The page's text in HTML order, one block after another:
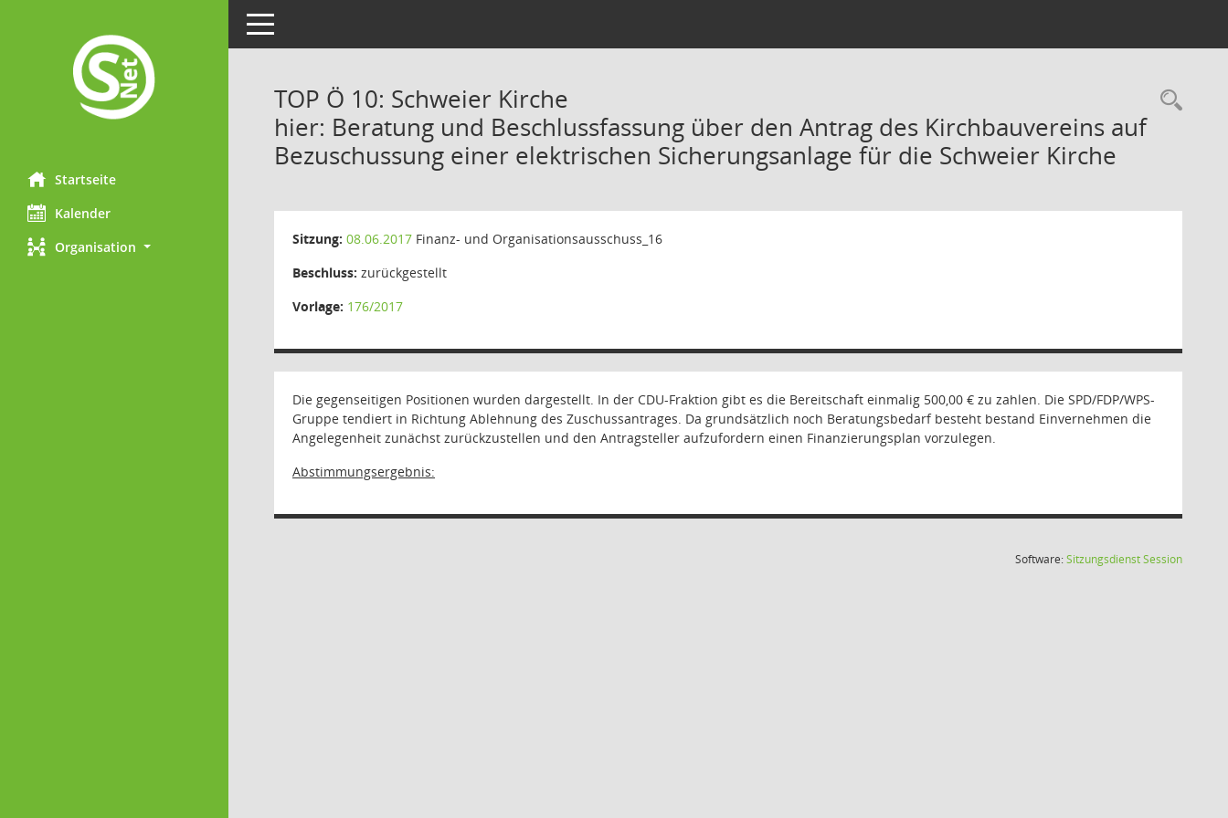
Startseite
Kalender
Organisation
Toggle navigation
TOP Ö 10: Schweier Kirche
hier: Beratung und Beschlussfassung über den Antrag des Kirchbauvereins auf
Bezuschussung einer elektrischen Sicherungsanlage für die Schweier Kirche
Sitzung: 08.06.2017 Finanz- und Organisationsausschuss_16
Beschluss: zurückgestellt
Vorlage: 176/2017
Die gegenseitigen Positionen wurden dargestellt. In der CDU-Fraktion gibt es die Bereitschaft einmalig 500,00 € zu zahlen. Die SPD/FDP/WPS-
Gruppe tendiert in Richtung Ablehnung des Zuschussantrages. Da grundsätzlich noch Beratungsbedarf besteht bestand Einvernehmen die
Angelegenheit zunächst zurückzustellen und den Antragsteller aufzufordern einen Finanzierungsplan vorzulegen.
Abstimmungsergebnis:
Software:SitzungsdienstSession(Wird in